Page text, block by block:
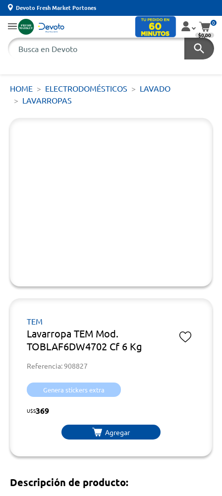
Devoto Fresh Market Portones
0
$0,00
HOME ELECTRODOMÉSTICOS
LAVADO
LAVARROPAS
TEM
Lavarropa TEM Mod.
TOBLAF6DW4702 Cf 6 Kg
Referencia: 908827
Genera stickers extra
U$S369
Agregar
Descripción de producto: